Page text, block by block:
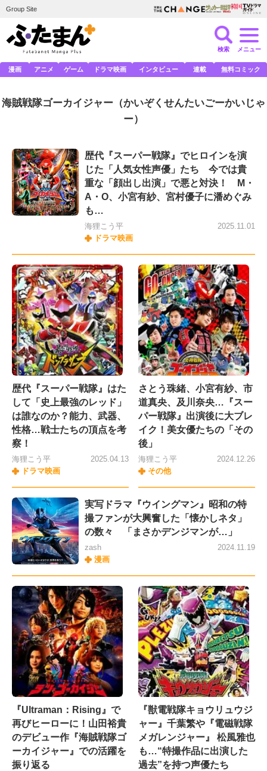
Group Site
検索 メニュー
漫画 アニメ ゲーム ドラマ映画 インタビュー 連載 無料コミック
海賊戦隊ゴーカイジャー （かいぞくせんたいごーかいじゃ
ー）
歴代『スーパー戦隊』でヒロインを演
じた「人気女性声優」たち 今では貴
重な「顔出し出演」で悪と対決！ M・
A・O、小宮有紗、宮村優子に潘めぐみ
も…
海狸こう平
ドラマ映画
2025.11.01
歴代『スーパー戦隊』はた
して「史上最強のレッド」
は誰なのか？能力、武器、
性格…戦士たちの頂点を考
察！
海狸こう平
ドラマ映画
2025.04.13
さとう珠緒、小宮有紗、市
道真央、及川奈央…『スー
パー戦隊』出演後に大ブレ
イク！美女優たちの「その
後」
海狸こう平
その他
2024.12.26
実写ドラマ『ウイングマン』昭和の特
撮ファンが大興奮した「懐かしネタ」
の数々 「まさかデンジマンが…」
zash
漫画
2024.11.19
『Ultraman：Rising』で
再びヒーローに！山田裕貴
のデビュー作『海賊戦隊ゴ
ーカイジャー』での活躍を
振り返る
『獣電戦隊キョウリュウジ
ャー』千葉繁や『電磁戦隊
メガレンジャー』 松風雅也
も…“特撮作品に出演した
過去”を持つ声優たち